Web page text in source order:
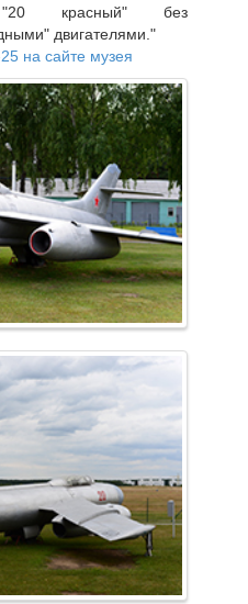
красный" без
двигателями."
на сайте музея